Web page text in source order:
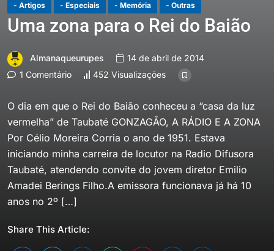
- Artigos - Especiais - Memória - Outras
Uma zona para o Rei do Baião
Almanaqueurupes
14 de abril de 2014
1 Comentário
452 Visualizações
O dia em que o Rei do Baião conheceu a “casa da luz
vermelha” de Taubaté GONZAGÃO, A RÁDIO E A ZONA
Por Célio Moreira Corria o ano de 1951. Estava
iniciando minha carreira de locutor na Radio Difusora
Taubaté, atendendo convite do jovem diretor Emilio
Amadei Berings Filho.A emissora funcionava já há 10
anos no 2º […]
Share This Article: